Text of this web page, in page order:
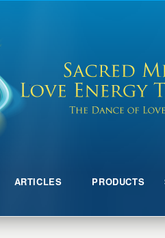
ARTICLES PRODUCTS